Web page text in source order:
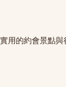
用的約會景點